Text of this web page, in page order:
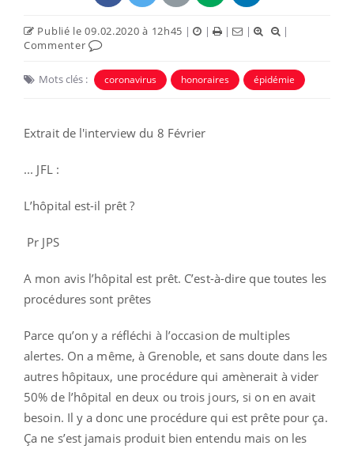
Publié le 09.02.2020 à 12h45 | | | |
|
Commenter
Mots clés : coronavirus honoraires épidémie
Extrait de l'interview du 8 Février
... JFL :
L’hôpital est-il prêt ?
Pr JPS
A mon avis l’hôpital est prêt. C’est-à-dire que toutes les
procédures sont prêtes
Parce qu’on y a réfléchi à l’occasion de multiples
alertes. On a même, à Grenoble, et sans doute dans les
autres hôpitaux, une procédure qui amènerait à vider
50% de l’hôpital en deux ou trois jours, si on en avait
besoin. Il y a donc une procédure qui est prête pour ça.
Ça ne s’est jamais produit bien entendu mais on les